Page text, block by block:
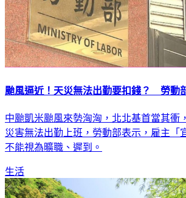
颱風逼近！天災無法出勤要扣錢？ 勞動
中颱凱米颱風來勢洶洶，北北基首當其衝
災害無法出勤上班，勞動部表示，雇主「
不能視為曠職、遲到。
生活